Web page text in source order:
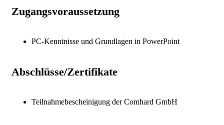
Zugangsvoraussetzung
PC-Kenntnisse und Grundlagen in PowerPoint
Abschlüsse/Zertifikate
Teilnahmebescheinigung der Comhard GmbH